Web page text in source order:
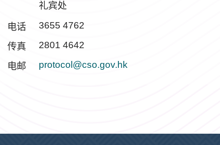
礼宾处
电话 3655 4762
传真 2801 4642
电邮 protocol@cso.gov.hk